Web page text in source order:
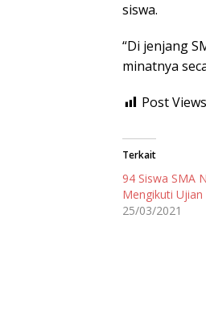
siswa.
“Di jenjang
minatnya
Post
Terkait
94 Siswa SMA
Mengikuti Ujian
25/03/2021